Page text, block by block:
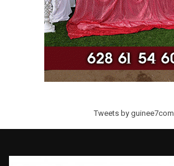
Tweets by guinee7com